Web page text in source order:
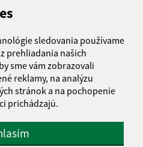
sledovania používame
prehliadania našich
sme vám zobrazovali
reklamy, na analýzu
stránok a na pochopenie
prichádzajú.
pri Humennom
488 54 41